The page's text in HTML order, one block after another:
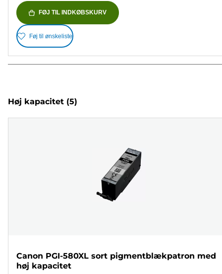
FØJ TIL INDKØBSKURV
Føj til ønskeliste
Høj kapacitet (5)
Canon PGI-580XL sort pigmentblækpatron med
høj kapacitet